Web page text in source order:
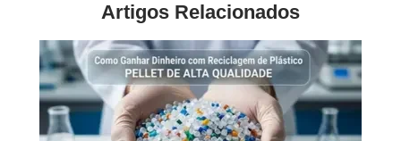
Artigos Relacionados